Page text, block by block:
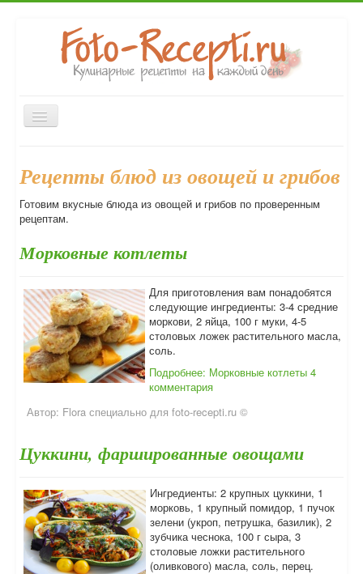
Включить/
выключить
Десерты Выпечка Напитки
Консервирование
Форум
Рецепты блюд из овощей и грибов
Готовим вкусные блюда из овощей и грибов по проверенным
рецептам.
Морковные котлеты
Для приготовления вам понадобятся
следующие ингредиенты: 3-4 средние
моркови, 2 яйца, 100 г муки, 4-5
столовых ложек растительного масла,
соль.
Подробнее: Морковные котлеты 4
комментария
Автор: Flora специально для foto-recepti.ru ©
Цуккини, фаршированные овощами
Ингредиенты: 2 крупных цуккини, 1
морковь, 1 крупный помидор, 1 пучок
зелени (укроп, петрушка, базилик), 2
зубчика чеснока, 100 г сыра, 3
столовые ложки растительного
(оливкового) масла, соль, перец.